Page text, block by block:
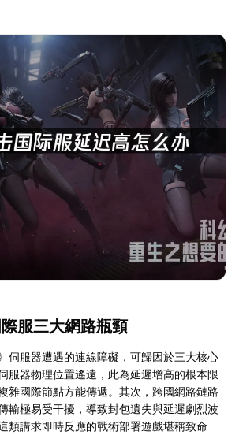
服三大網路瓶頸
伺服器遭遇的連線障礙，可歸因於三大核心
服器物理位置遙遠，此為延遲增高的根本限
雜國際節點方能傳遞。其次，跨國網路鏈路
輸極易受干擾，導致封包遺失與延遲劇烈波
類講求即時反應的戰術部署遊戲堪稱致命